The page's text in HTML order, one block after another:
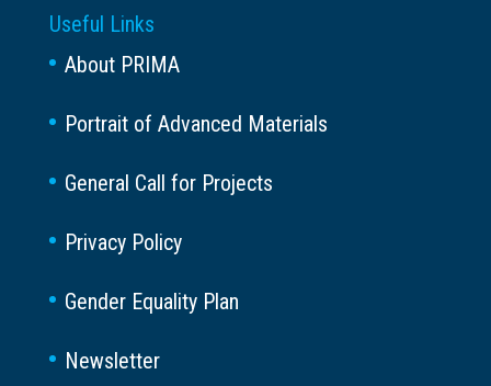
Useful Links
About PRIMA
Portrait of Advanced Materials
General Call for Projects
Privacy Policy
Gender Equality Plan
Newsletter